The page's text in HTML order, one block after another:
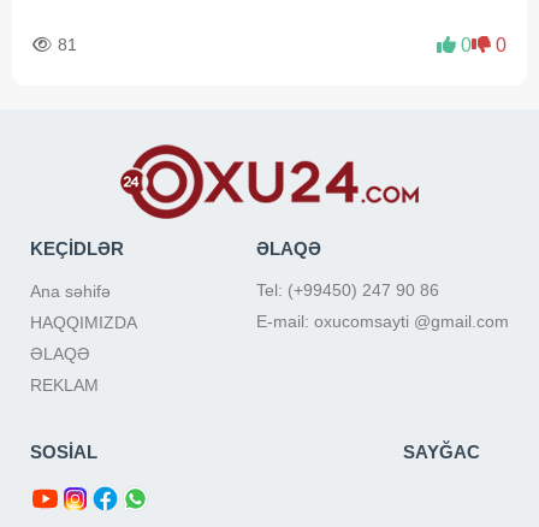
81 0 0
KEÇİDLƏR
Ana səhifə
HAQQIMIZDA
ƏLAQƏ
REKLAM
ƏLAQƏ
Tel: (+99450) 247 90 86
E-mail: oxucomsayti @gmail.com
SOSİAL SAYĞAC